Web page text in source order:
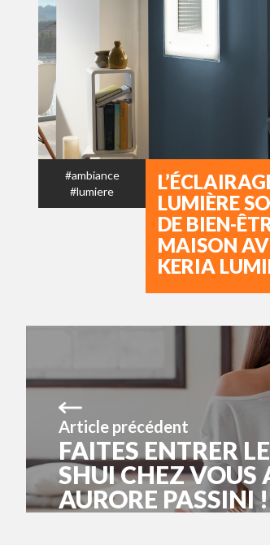
#ambiance
#lumiere
LUMIÈRE
DE BIEN-
MAISON
KERIA
Article précédent
FAITES ENTRER
SHUI CHEZ VOUS
AURORE PASSINI !